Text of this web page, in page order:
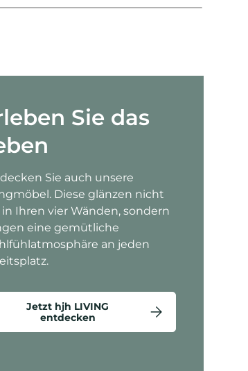
- Criss-Cross 20 - Loungesessel
Sie das
Sie auch unsere
Diese glänzen nicht
Ihren vier Wänden, sondern
eine gemütliche
an jeden
Jetzt hjh LIVING
entdecken